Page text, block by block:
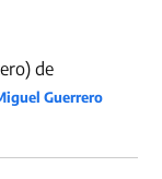
de
Guerrero